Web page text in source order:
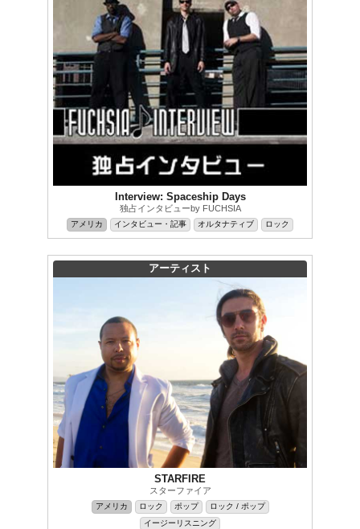
Interview: Spaceship Days
独占インタビューby FUCHSIA
アメリカ インタビュー・記事 オルタナティブ ロック
アーティスト
STARFIRE
スターファイア
アメリカ ロック ポップ
ロック / ポップ
イージーリスニング